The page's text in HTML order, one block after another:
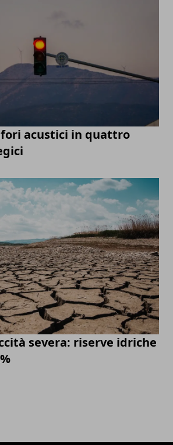
acustici in quattro
severa: riserve idriche